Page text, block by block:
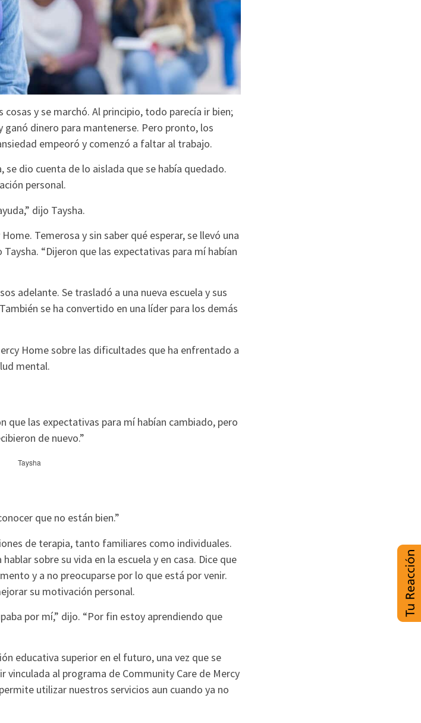
y se marchó. Al principio, todo parecía ir bien;
dinero para mantenerse. Pero pronto, los
empeoró y comenzó a faltar al trabajo.
se dio cuenta de lo aislada que se había quedado.
personal.
dijo Taysha.
Temerosa y sin saber qué esperar, se llevó una
“Dijeron que las expectativas para mí habían
adelante. Se trasladó a una nueva escuela y sus
se ha convertido en una líder para los demás
Home sobre las dificultades que ha enfrentado a
mental.
que las expectativas para mí habían cambiado, pero
de nuevo.”
Taysha
que no están bien.”
de terapia, tanto familiares como individuales.
sobre su vida en la escuela y en casa. Dice que
y a no preocuparse por lo que está por venir.
su motivación personal.
por mí,” dijo. “Por fin estoy aprendiendo que
educativa superior en el futuro, una vez que se
vinculada al programa de Community Care de Mercy
utilizar nuestros servicios aun cuando ya no